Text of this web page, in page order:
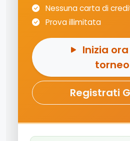
Nessuna carta di
Prova illimitata
Inizia
torneo
Registrati